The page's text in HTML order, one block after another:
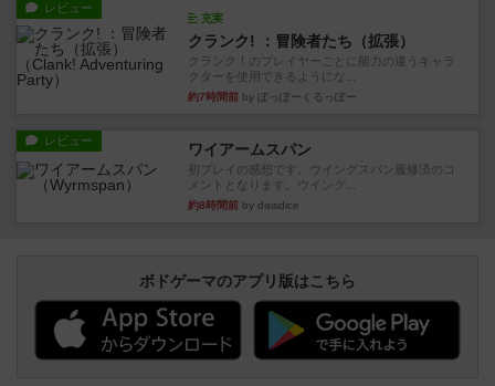
レビュー
充実
クランク! ：冒険者たち（拡張）
クランク！のプレイヤーごとに能力の違うキャラ
クターを使用できるようにな...
約7時間前 by ぽっぽーくるっぽー
レビュー ワイアームスパン
初プレイの感想です。ウイングスパン履修済のコ
メントとなります。ウイング...
約8時間前 by daisdice
ボドゲーマのアプリ版はこちら